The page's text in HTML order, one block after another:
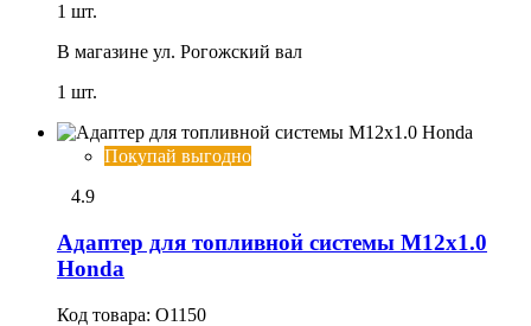
1 шт.
В магазине ул. Рогожский вал
1 шт.
Покупай выгодно
4.9
Адаптер для топливной системы М12х1.0
Honda
Код товара: O1150